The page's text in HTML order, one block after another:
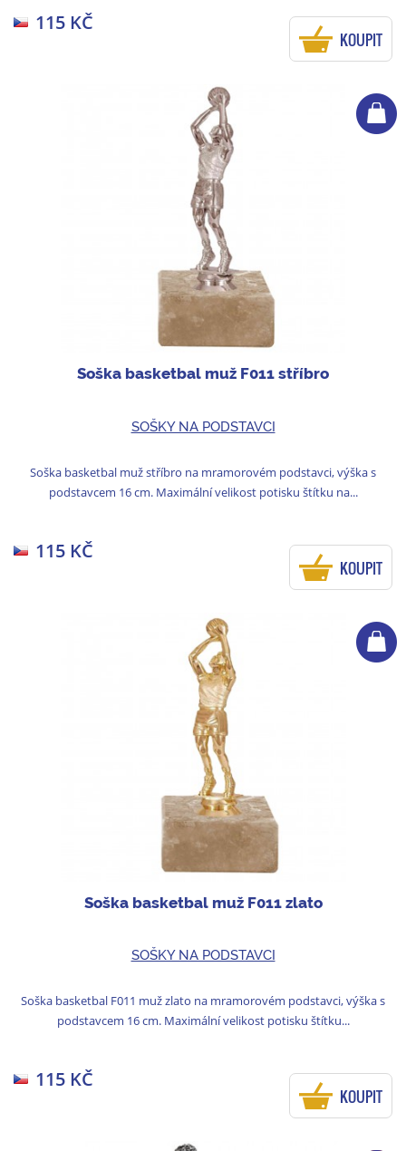
115 KČ
KOUPIT
Soška basketbal muž F011 stříbro
SOŠKY NA PODSTAVCI
Soška basketbal muž stříbro na mramorovém podstavci, výška s
podstavcem 16 cm. Maximální velikost potisku štítku na...
115 KČ
KOUPIT
Soška basketbal muž F011 zlato
SOŠKY NA PODSTAVCI
Soška basketbal F011 muž zlato na mramorovém podstavci, výška s
podstavcem 16 cm. Maximální velikost potisku štítku...
115 KČ
KOUPIT